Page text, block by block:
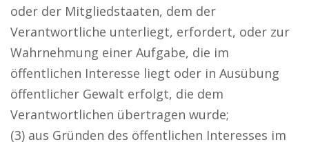
oder der Mitgliedstaaten, dem der
Verantwortliche unterliegt, erfordert, oder zur
Wahrnehmung einer Aufgabe, die im
öffentlichen Interesse liegt oder in Ausübung
öffentlicher Gewalt erfolgt, die dem
Verantwortlichen übertragen wurde;
(3) aus Gründen des öffentlichen Interesses im